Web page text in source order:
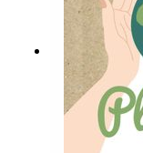
soufflent dans
surface, ce qui
structures
rompant la
empêche les
de se
eaux de